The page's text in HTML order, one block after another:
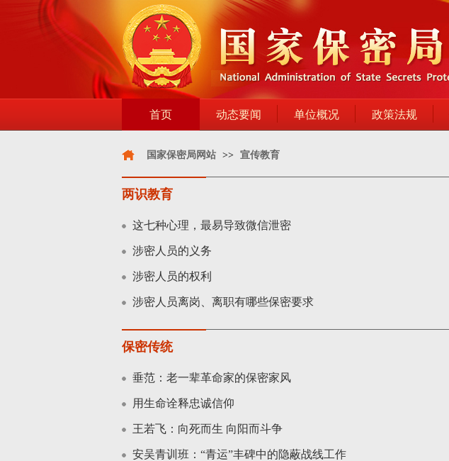
首页 动态要闻 单位概况 政策法规
国家保密局网站 >> 宣传教育
两识教育
这七种心理，最易导致微信泄密
涉密人员的义务
涉密人员的权利
涉密人员离岗、离职有哪些保密要求
保密传统
垂范：老一辈革命家的保密家风
用生命诠释忠诚信仰
王若飞：向死而生 向阳而斗争
安吴青训班：“青运”丰碑中的隐蔽战线工作